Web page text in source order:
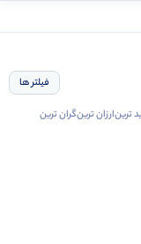
فیلتر ها
ترینارزان ترینگران ترین